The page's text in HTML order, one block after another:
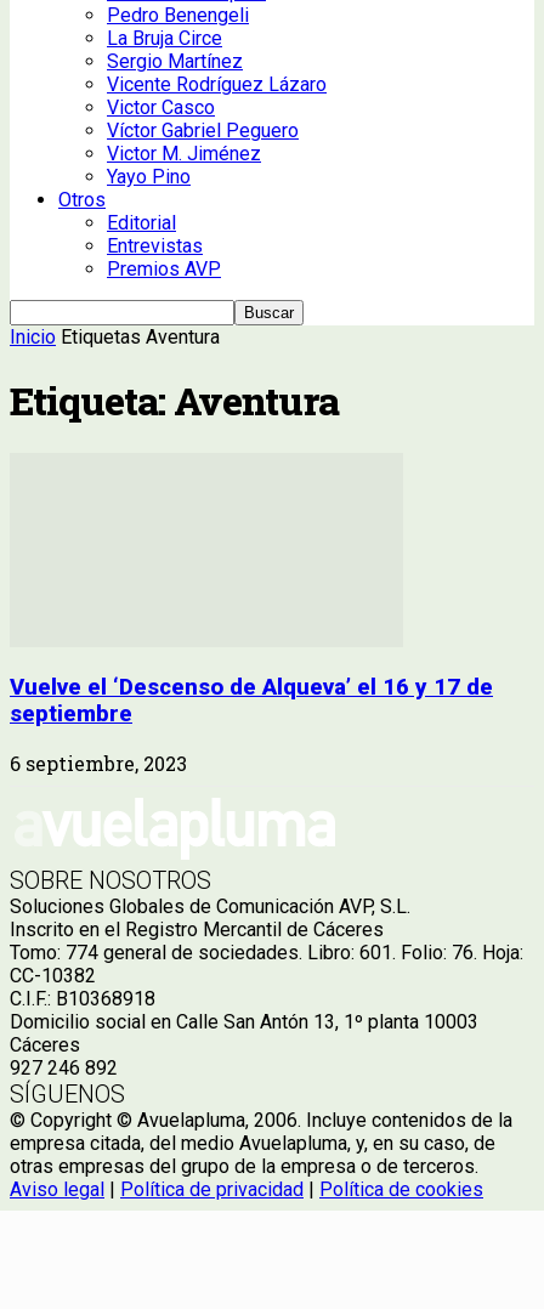
Pedro Benengeli
La Bruja Circe
Sergio Martínez
Vicente Rodríguez Lázaro
Victor Casco
Víctor Gabriel Peguero
Victor M. Jiménez
Yayo Pino
Otros
Editorial
Entrevistas
Premios AVP
Inicio Etiquetas Aventura
Etiqueta: Aventura
Vuelve el ‘Descenso de Alqueva’ el 16 y 17 de
septiembre
6 septiembre, 2023
SOBRE NOSOTROS
Soluciones Globales de Comunicación AVP, S.L.
Inscrito en el Registro Mercantil de Cáceres
Tomo: 774 general de sociedades. Libro: 601. Folio: 76. Hoja:
CC-10382
C.I.F.: B10368918
Domicilio social en Calle San Antón 13, 1º planta 10003
Cáceres
927 246 892
SÍGUENOS
© Copyright © Avuelapluma, 2006. Incluye contenidos de la
empresa citada, del medio Avuelapluma, y, en su caso, de
otras empresas del grupo de la empresa o de terceros.
Aviso legal | Política de privacidad | Política de cookies